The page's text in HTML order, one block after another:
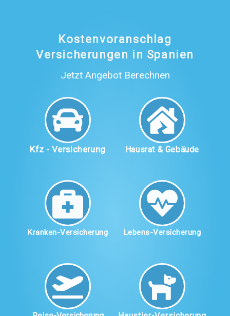
Kostenvoranschlag
Versicherungen in Spanien
Jetzt Angebot Berechnen
Kfz - Versicherung Hausrat & Gebäude
Kranken-Versicherung Lebens-Versicherung